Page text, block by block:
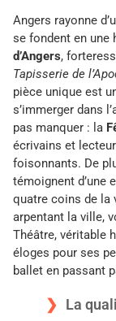
Angers rayonne
se fondent en une
d’Angers,
Tapisserie de
pièce unique est
s’immerger dans
pas manquer : la
écrivains et
foisonnants. De
témoignent d’une
quatre coins de la
arpentant la ville,
Théâtre, véritable
éloges pour ses
ballet en passant
La